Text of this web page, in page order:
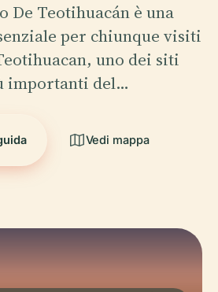
De Teotihuacán è una
per chiunque visiti
uno dei siti
importanti del…
Vedi mappa